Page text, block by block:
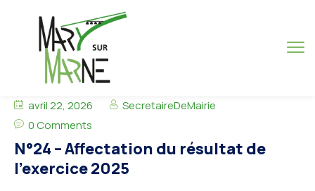
avril 22, 2026
SecretaireDeMairie
0 Comments
N°24 – Affectation du résultat de
l’exercice 2025